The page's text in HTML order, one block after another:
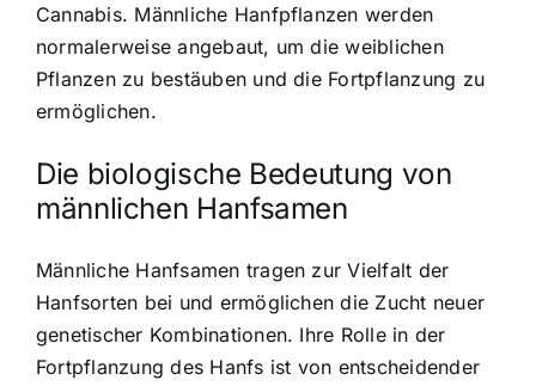
Cannabis. Männliche Hanfpflanzen werden
normalerweise angebaut, um die weiblichen
Pflanzen zu bestäuben und die Fortpflanzung zu
ermöglichen.
Die biologische Bedeutung von
männlichen Hanfsamen
Männliche Hanfsamen tragen zur Vielfalt der
Hanfsorten bei und ermöglichen die Zucht neuer
genetischer Kombinationen. Ihre Rolle in der
Fortpflanzung des Hanfs ist von entscheidender